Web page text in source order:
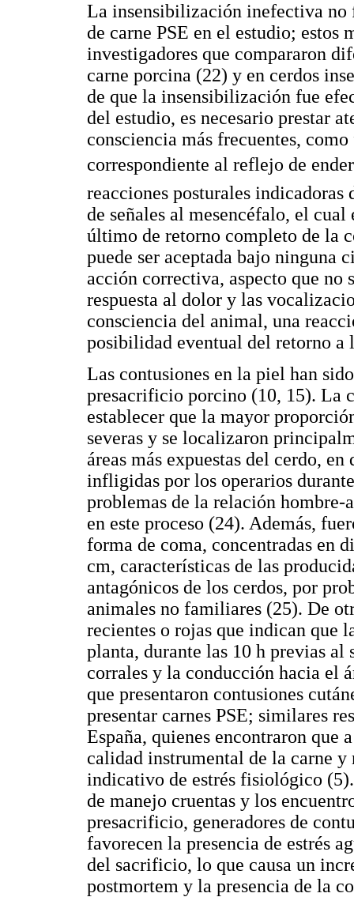
La insensibilización inefectiva no
de carne PSE en el estudio; estos
investigadores que compararon
carne porcina (22) y en cerdos
de que la insensibilización fue
del estudio, es necesario prestar
consciencia más frecuentes,
correspondiente al reflejo de
reacciones posturales
de señales al mesencéfalo, el
último de retorno completo de la
puede ser aceptada bajo ninguna
acción correctiva, aspecto que no
respuesta al dolor y las
consciencia del animal, una
posibilidad eventual del retorno a
Las contusiones en la piel han
presacrificio porcino (10, 15). La
establecer que la mayor
severas y se localizaron
áreas más expuestas del cerdo,
infligidas por los operarios
problemas de la relación
en este proceso (24). Además,
forma de coma, concentradas en
cm, características de las
antagónicos de los cerdos, por
animales no familiares (25). De
recientes o rojas que indican que
planta, durante las 10 h previas
corrales y la conducción hacia el
que presentaron contusiones
presentar carnes PSE; similares
España, quienes encontraron que
calidad instrumental de la carne
indicativo de estrés fisiológico
de manejo cruentas y los
presacrificio, generadores de
favorecen la presencia de estrés
del sacrificio, lo que causa un
postmortem y la presencia de la